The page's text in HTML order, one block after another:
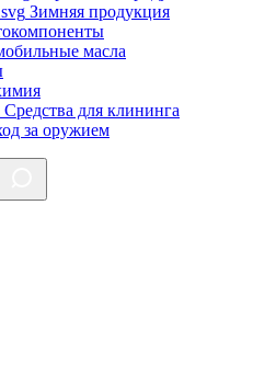
Зимняя продукция
масла
Средства для клининга
за оружием